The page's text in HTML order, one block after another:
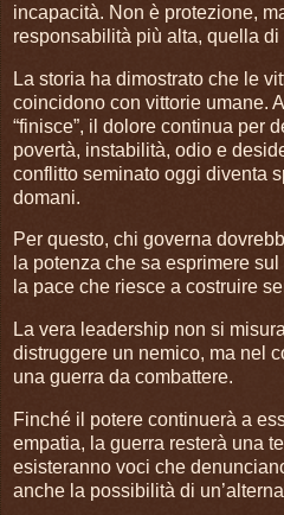
incapacità. Non è protezione,
responsabilità più alta, quella di
La storia ha dimostrato che le
coincidono con vittorie umane.
“finisce”, il dolore continua per
povertà, instabilità, odio e
conflitto seminato oggi diventa
domani.
Per questo, chi governa
la potenza che sa esprimere
la pace che riesce a costruire
La vera leadership non si
distruggere un nemico, ma nel
una guerra da combattere.
Finché il potere continuerà a
empatia, la guerra resterà una
esisteranno voci che
anche la possibilità di